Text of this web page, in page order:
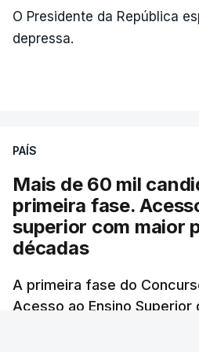
O Presidente da República
depressa.
PAÍS
Mais de 60 mil
primeira fase.
superior com maior
décadas
A primeira fase do
Acesso ao Ensino